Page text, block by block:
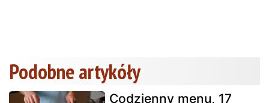
Podobne artykóły
Codzienny menu, 17